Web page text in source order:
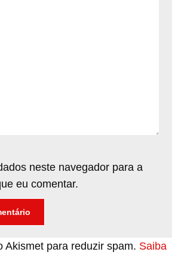
neste navegador para a
eu comentar.
Akismet para reduzir spam. Saiba